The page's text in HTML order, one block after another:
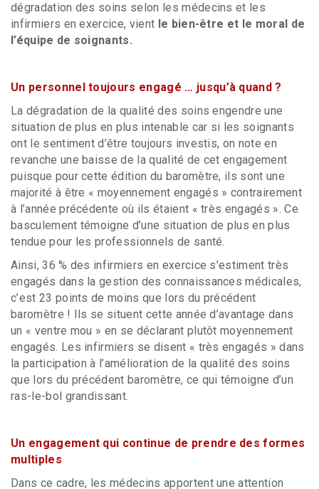
dégradation des soins selon les médecins et les
infirmiers en exercice, vient le bien-être et le moral de
l’équipe de soignants.
Un personnel toujours engagé … jusqu’à quand ?
La dégradation de la qualité des soins engendre une
situation de plus en plus intenable car si les soignants
ont le sentiment d’être toujours investis, on note en
revanche une baisse de la qualité de cet engagement
puisque pour cette édition du baromètre, ils sont une
majorité à être « moyennement engagés » contrairement
à l’année précédente où ils étaient « très engagés ». Ce
basculement témoigne d’une situation de plus en plus
tendue pour les professionnels de santé.
Ainsi, 36 % des infirmiers en exercice s’estiment très
engagés dans la gestion des connaissances médicales,
c’est 23 points de moins que lors du précédent
baromètre ! Ils se situent cette année d’avantage dans
un « ventre mou » en se déclarant plutôt moyennement
engagés. Les infirmiers se disent « très engagés » dans
la participation à l’amélioration de la qualité des soins
que lors du précédent baromètre, ce qui témoigne d’un
ras-le-bol grandissant.
Un engagement qui continue de prendre des formes
multiples
Dans ce cadre, les médecins apportent une attention